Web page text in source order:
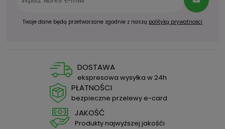
Twoje dane będą przetwarzane zgodnie z naszą polityką prywatności
DOSTAWA
ekspresowa wysyłka w 24h
PŁATNOŚCI
bezpieczne przelewy e-card
JAKOŚĆ
Produkty najwyższej jakośći